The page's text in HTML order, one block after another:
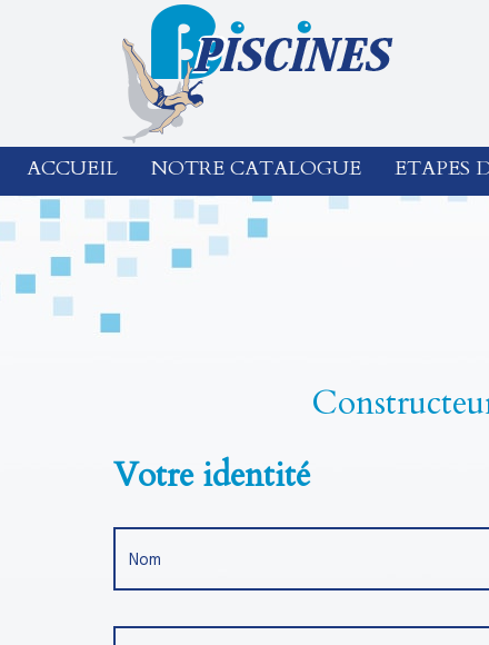
ACCUEIL NOTRE CATALOGUE ETAPES
Votre identité
Nom